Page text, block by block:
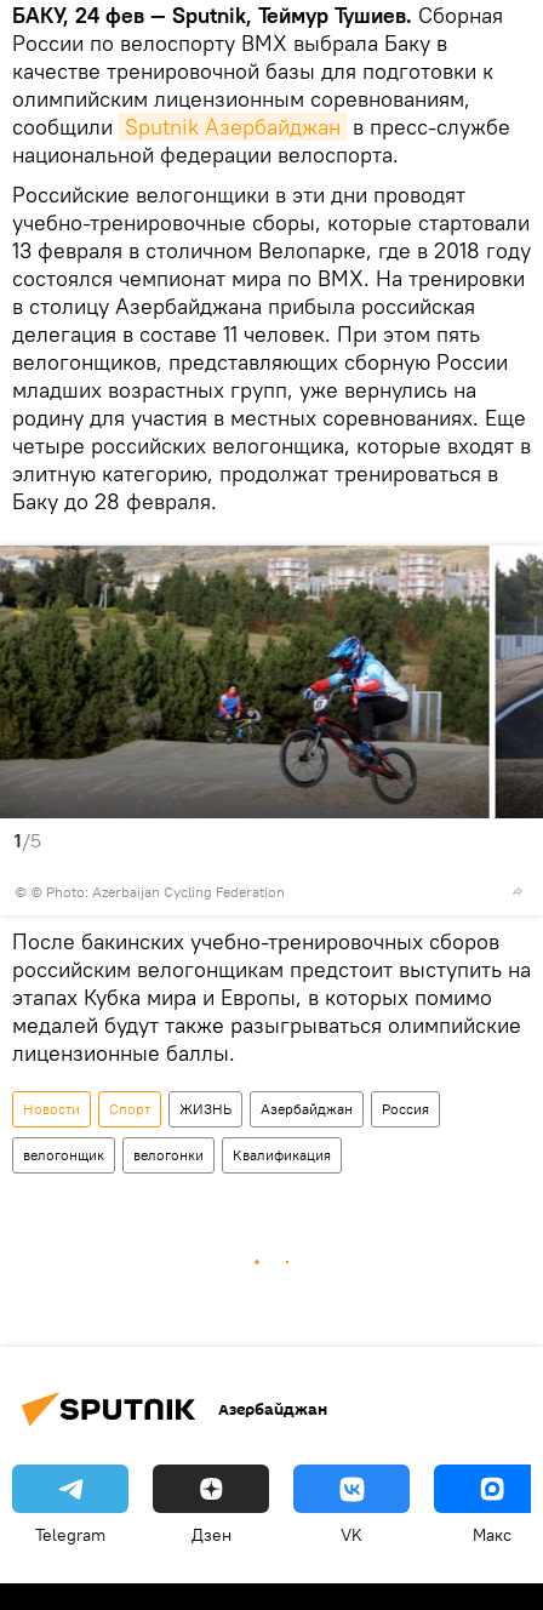
БАКУ, 24 фев — Sputnik, Теймур Тушиев. Сборная
России по велоспорту BMX выбрала Баку в
качестве тренировочной базы для подготовки к
олимпийским лицензионным соревнованиям,
сообщили Sputnik Азербайджан в пресс-службе
национальной федерации велоспорта.
Российские велогонщики в эти дни проводят
учебно-тренировочные сборы, которые стартовали
13 февраля в столичном Велопарке, где в 2018 году
состоялся чемпионат мира по BMX. На тренировки
в столицу Азербайджана прибыла российская
делегация в составе 11 человек. При этом пять
велогонщиков, представляющих сборную России
младших возрастных групп, уже вернулись на
родину для участия в местных соревнованиях. Еще
четыре российских велогонщика, которые входят в
элитную категорию, продолжат тренироваться в
Баку до 28 февраля.
1/5
© © Photo: Azerbaijan Cycling Federation
После бакинских учебно-тренировочных сборов
российским велогонщикам предстоит выступить на
этапах Кубка мира и Европы, в которых помимо
медалей будут также разыгрываться олимпийские
лицензионные баллы.
Новости Спорт ЖИЗНЬ Азербайджан Россия
велогонщик велогонки Квалификация
Азербайджан
Telegram Дзен VK Макс